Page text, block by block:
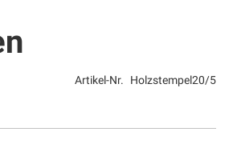
Artikel-Nr. Holzstempel20/5